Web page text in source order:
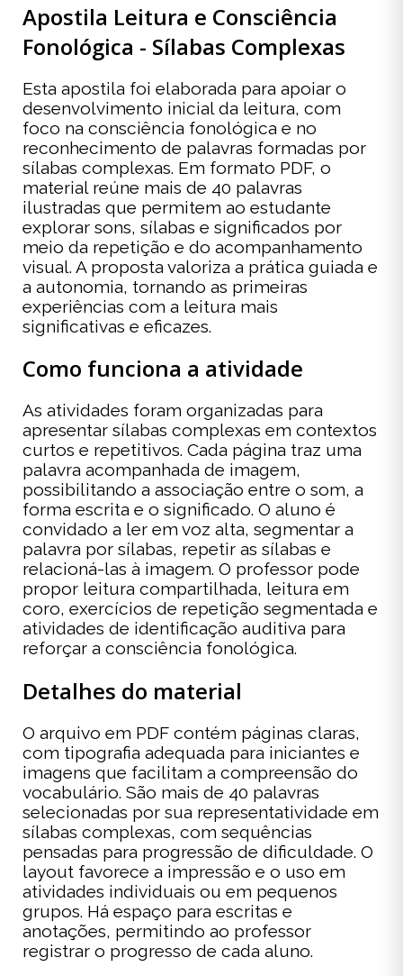
Apostila Leitura e Consciência
Fonológica - Sílabas Complexas
Esta apostila foi elaborada para apoiar o
desenvolvimento inicial da leitura, com
foco na consciência fonológica e no
reconhecimento de palavras formadas por
sílabas complexas. Em formato PDF, o
material reúne mais de 40 palavras
ilustradas que permitem ao estudante
explorar sons, sílabas e significados por
meio da repetição e do acompanhamento
visual. A proposta valoriza a prática guiada e
a autonomia, tornando as primeiras
experiências com a leitura mais
significativas e eficazes.
Como funciona a atividade
As atividades foram organizadas para
apresentar sílabas complexas em contextos
curtos e repetitivos. Cada página traz uma
palavra acompanhada de imagem,
possibilitando a associação entre o som, a
forma escrita e o significado. O aluno é
convidado a ler em voz alta, segmentar a
palavra por sílabas, repetir as sílabas e
relacioná-las à imagem. O professor pode
propor leitura compartilhada, leitura em
coro, exercícios de repetição segmentada e
atividades de identificação auditiva para
reforçar a consciência fonológica.
Detalhes do material
O arquivo em PDF contém páginas claras,
com tipografia adequada para iniciantes e
imagens que facilitam a compreensão do
vocabulário. São mais de 40 palavras
selecionadas por sua representatividade em
sílabas complexas, com sequências
pensadas para progressão de dificuldade. O
layout favorece a impressão e o uso em
atividades individuais ou em pequenos
grupos. Há espaço para escritas e
anotações, permitindo ao professor
registrar o progresso de cada aluno.